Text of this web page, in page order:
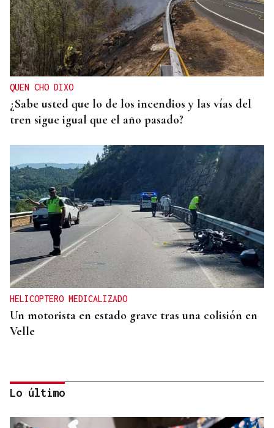
QUEN CHO DIXO
¿Sabe usted que lo de los incendios y las vías del
tren sigue igual que el año pasado?
HELICOPTERO MEDICALIZADO
Un motorista en estado grave tras una colisión en
Velle
Lo último